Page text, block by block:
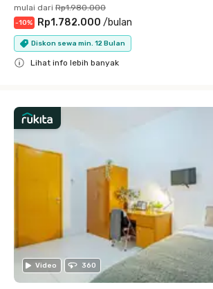
mulai dari Rp1.980.000
-10% Rp1.782.000 /bulan
Diskon sewa min. 12 Bulan
Lihat info lebih banyak
Video 360